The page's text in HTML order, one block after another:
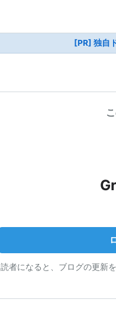
[PR] 独自
読者になると、ブログの更新